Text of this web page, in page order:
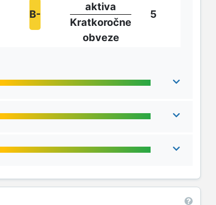
B-
aktiva
Kratkoročne
obveze
5